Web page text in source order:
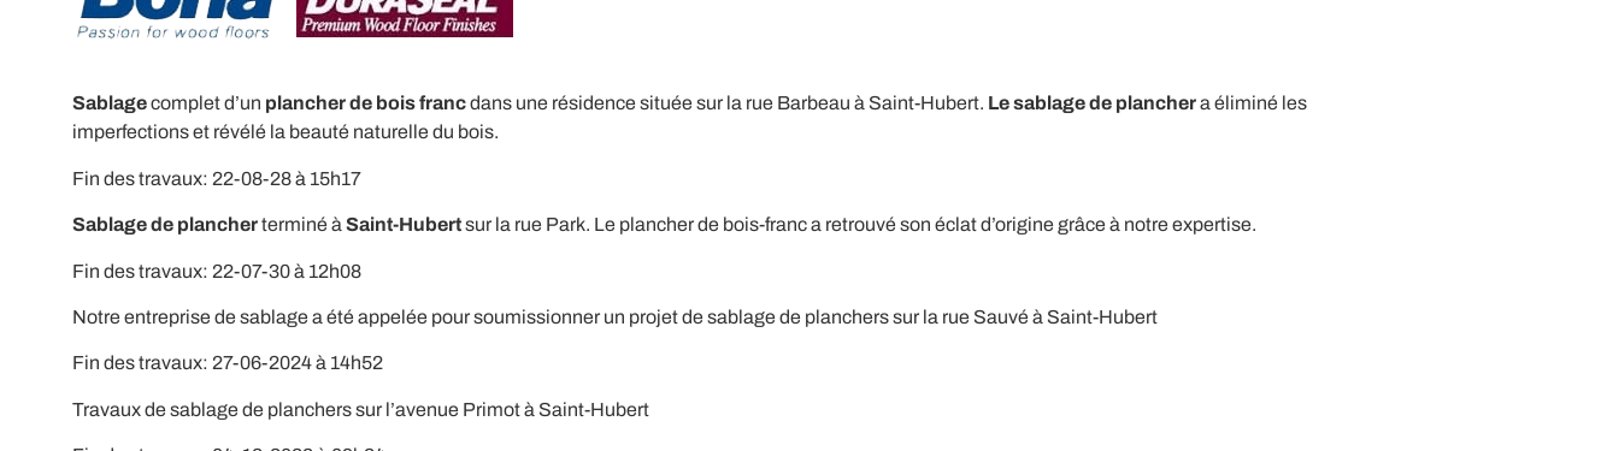
Sablagecomplet d’un plancher de bois francdans une résidence située sur la rue Barbeau à Saint-Hubert. Le sablage de planchera éliminé les
imperfections et révélé la beauté naturelle du bois.
Fin des travaux: 22-08-28 à 15h17
Sablage de plancherterminé à Saint-Hubertsur la rue Park. Le plancher de bois-franc a retrouvé son éclat d’origine grâce à notre expertise.
Fin des travaux: 22-07-30 à 12h08
Notre entreprise de sablage a été appelée pour soumissionner un projet de sablage de planchers sur la rue Sauvé à Saint-Hubert
Fin des travaux: 27-06-2024 à 14h52
Travaux de sablage de planchers sur l’avenue Primot à Saint-Hubert